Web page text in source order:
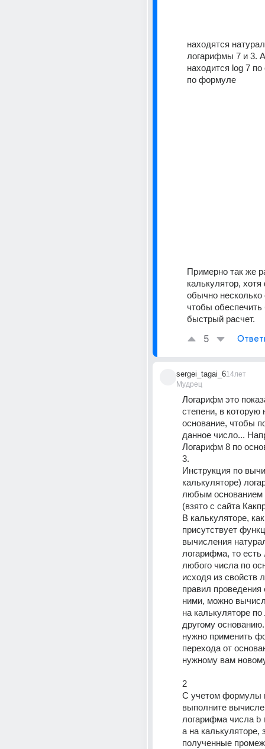
находятся
логарифмы 7 и 3.
находится log 7
по формуле
Примерно так же
калькулятор,
обычно
чтобы обеспечить
быстрый расчет.
5
sergei_tagai_6
Мудрец
14лет
Логарифм это
степени, в которую
основание, чтобы
данное число...
Логарифм 8 по
3.
Инструкция по
калькуляторе)
любым основанием
(взято с сайта
В калькуляторе,
присутствует
вычисления
логарифма, то
любого числа по
исходя из свойств
правил проведения
ними, можно
на калькуляторе
другому
нужно применить
перехода от
нужному вам
2
С учетом формулы
выполните
логарифма числа b
а на калькуляторе,
полученные